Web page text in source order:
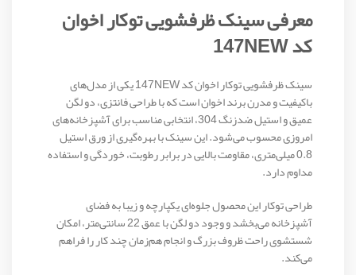
معرفی سینک ظرفشویی توکار اخوان
کد 147NEW
سینک ظرفشویی توکار اخوان کد 147NEW یکی از مدل‌های
باکیفیت و مدرن برند اخوان است که با طراحی فانتزی، دو لگن
عمیق و استیل ضدزنگ 304، انتخابی مناسب برای آشپزخانه‌های
امروزی محسوب می‌شود. این سینک با بهره‌گیری از ورق استیل
0.8 میلی‌متری، مقاومت بالایی در برابر رطوبت، خوردگی و استفاده
مداوم دارد.
طراحی توکار این محصول جلوه‌ای یکپارچه و زیبا به فضای
آشپزخانه می‌بخشد و وجود دو لگن با عمق 22 سانتی‌متر، امکان
شستشوی راحت ظروف بزرگ و انجام هم‌زمان چند کار را فراهم
می‌کند.